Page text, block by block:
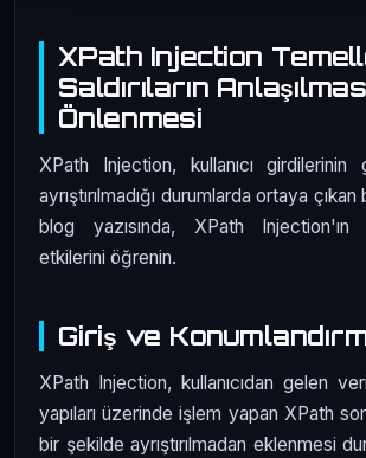
XPath Injection
Saldırıların
Önlenmesi
XPath Injection, kullanıcı girdilerinin
ayrıştırılmadığı durumlarda ortaya
blog yazısında, XPath
etkilerini öğrenin.
Giriş ve
XPath Injection, kullanıcıdan gelen
yapıları üzerinde işlem yapan XPath
bir şekilde ayrıştırılmadan eklenmesi